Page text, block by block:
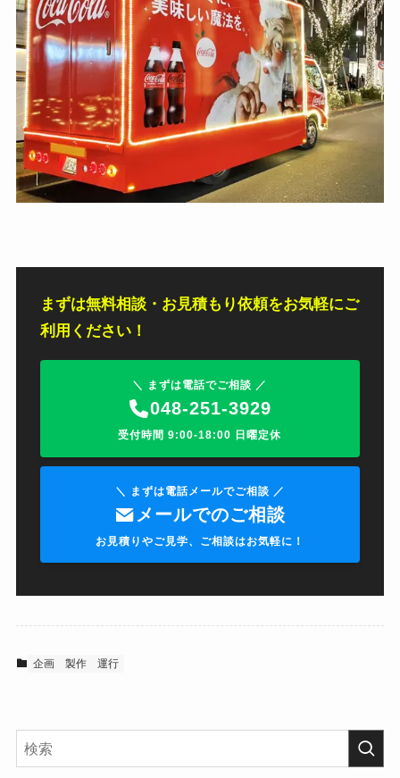
まずは無料相談・お見積もり依頼をお気軽にご
利用ください！
＼ まずは電話でご相談 ／
048-251-3929
受付時間 9:00-18:00 日曜定休
＼ まずは電話メールでご相談 ／
メールでのご相談
お見積りやご見学、ご相談はお気軽に！
企画 製作 運行